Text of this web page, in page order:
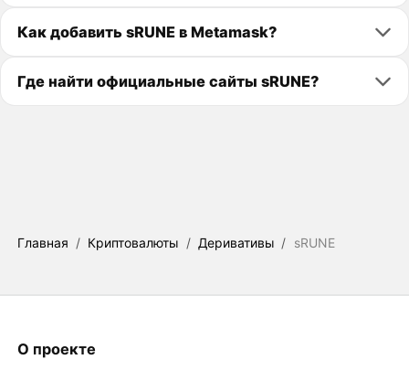
Как добавить sRUNE в Metamask?
Где найти официальные сайты sRUNE?
Главная / Криптовалюты / Деривативы / sRUNE
О проекте